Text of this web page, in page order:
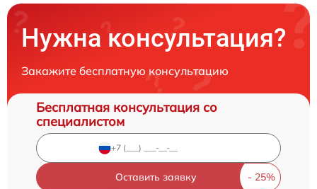
Нужна консультация?
Закажите бесплатную консультацию
Бесплатная консультация со
специалистом
Оставить заявку